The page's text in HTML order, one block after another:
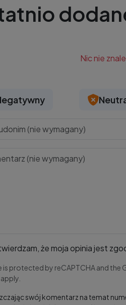
Nic nie
że moja opinia jest
is protected by reCAPTCHA and the
apply.
swój komentarz na temat